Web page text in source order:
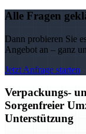
Alle Fragen
Dann probieren Sie
Angebot an – ganz
Jetzt Anfrage starten
Verpackungs-
Sorgenfreier
Unterstützung